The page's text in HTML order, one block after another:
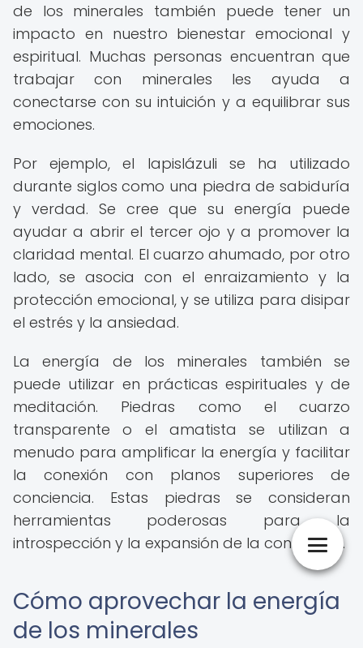
de los minerales también puede tener un
impacto en nuestro bienestar emocional y
espiritual. Muchas personas encuentran que
trabajar con minerales les ayuda a
conectarse con su intuición y a equilibrar sus
emociones.
Por ejemplo, el lapislázuli se ha utilizado
durante siglos como una piedra de sabiduría
y verdad. Se cree que su energía puede
ayudar a abrir el tercer ojo y a promover la
claridad mental. El cuarzo ahumado, por otro
lado, se asocia con el enraizamiento y la
protección emocional, y se utiliza para disipar
el estrés y la ansiedad.
La energía de los minerales también se
puede utilizar en prácticas espirituales y de
meditación. Piedras como el cuarzo
transparente o el amatista se utilizan a
menudo para amplificar la energía y facilitar
la conexión con planos superiores de
conciencia. Estas piedras se consideran
herramientas poderosas para la
introspección y la expansión de la conciencia.
Cómo aprovechar la energía
de los minerales